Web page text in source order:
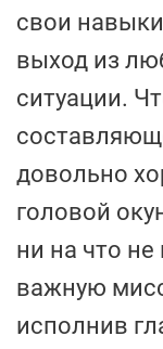
свои
выход из
ситуации.
довольно
головой
ни на что
важную
исполнив